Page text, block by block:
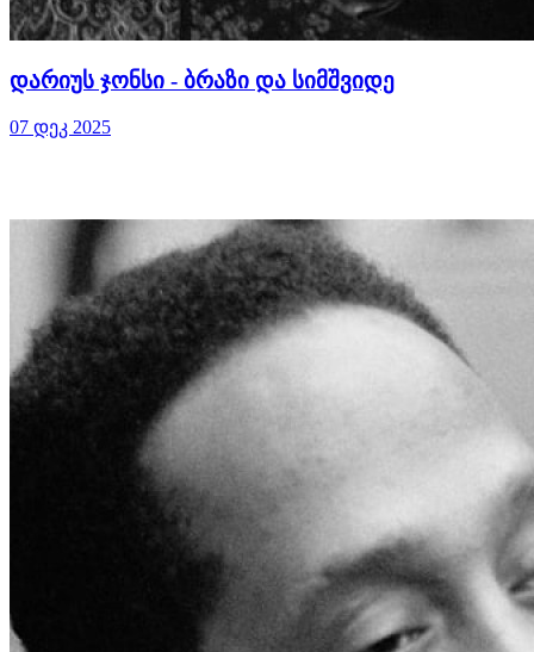
დარიუს ჯონსი - ბრაზი და სიმშვიდე
07 დეკ 2025